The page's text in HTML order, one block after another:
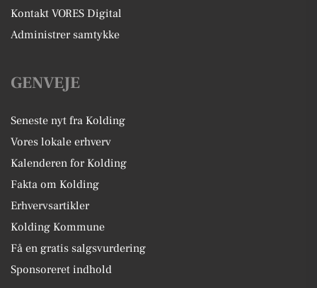
Kontakt VORES Digital
Administrer samtykke
GENVEJE
Seneste nyt fra Kolding
Vores lokale erhverv
Kalenderen for Kolding
Fakta om Kolding
Erhvervsartikler
Kolding Kommune
Få en gratis salgsvurdering
Sponsoreret indhold